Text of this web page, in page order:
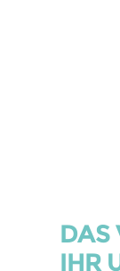
DAS
IHR